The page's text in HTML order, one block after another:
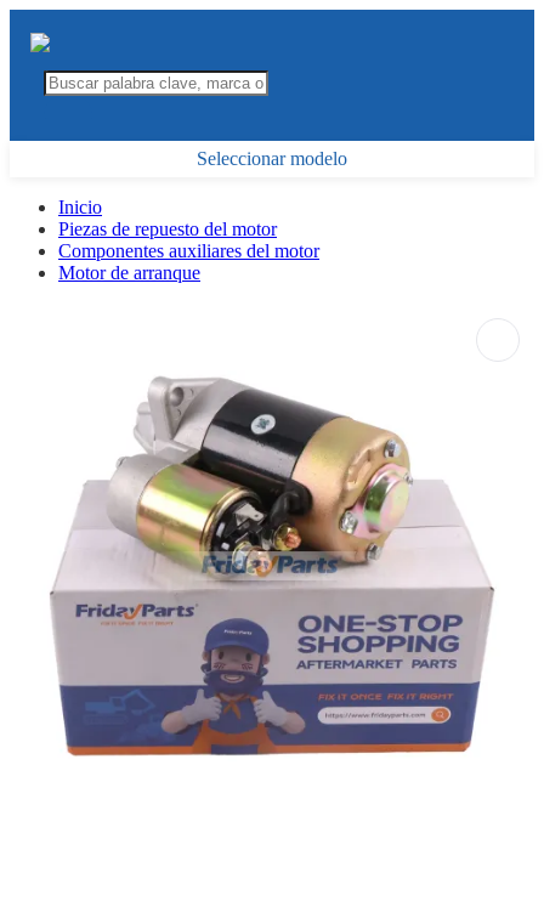
Seleccionar modelo
Inicio
Piezas de repuesto del motor
Componentes auxiliares del motor
Motor de arranque